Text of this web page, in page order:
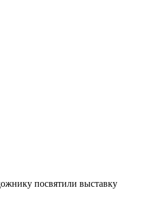
посвятили выставку